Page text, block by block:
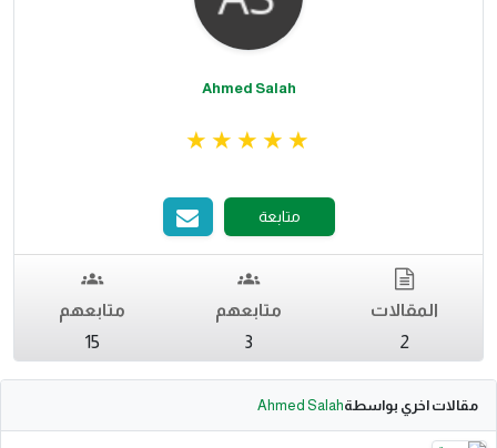
Ahmed Salah
متابعة
المقالات
2
متابعهم
3
متابعهم
15
مقالات اخري بواسطةAhmed Salah